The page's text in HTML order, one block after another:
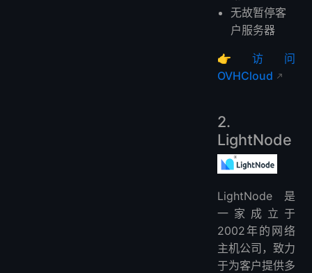
无故暂停客
户服务器
👉 访问
OVHCloud
2.
LightNode
LightNode 是
一家成立于
2002年的网络
主机公司，致力
于为客户提供多